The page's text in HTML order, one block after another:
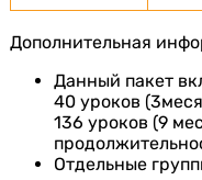
Дополнительная
Данный пакет
40 уроков
136 уроков (9
Отдельные